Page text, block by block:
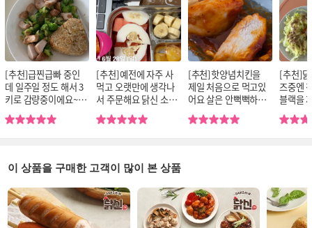
[추천]급찐급빠 중인
데 일주일 정도 해서 3
키로 감량중이에요~
채소 가득 + 단백질 +
탄수화물! 채소 : 양배
슴살 혹은 닭안심 제품
등 탄수화물 : 주먹밥,
떡, 보리밥 등
[추천]예전에 자주 사
먹고 오랫만에 생각나
서 주문해요 닭신 소스
닭가슴살 중에 원픽이
에여 젤로 좋아하는맛
퍽살이 아니고 촉촉해
서 먹기 편해여 떨어질
때마다 재구매할려구
여
[추천]핫양념치킨을
제일 처음으로 먹고있
어요 살은 안뻑뻑하고
촉촉하니 아주 좋은
데... 제가 절 과대평가
사진과같은 상태로 못
먹는중 ㅋㅋㅋ
[추천]
즈중엔
블랙을
고있어
저랑 공
이 상품을 구매한 고객이 많이 본 상품